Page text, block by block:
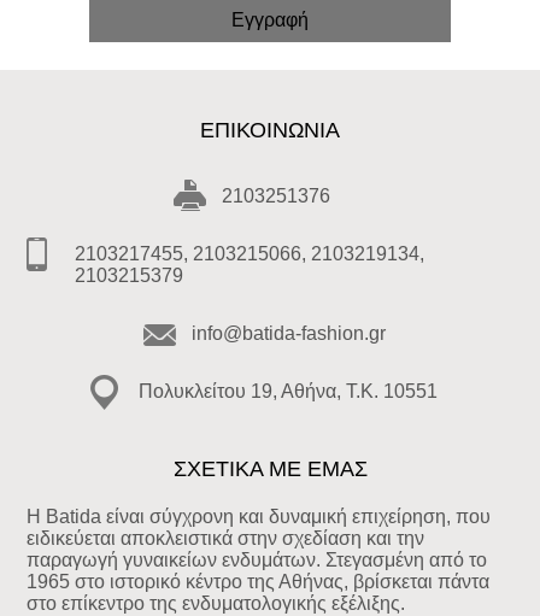
ΕΠΙΚΟΙΝΩΝΊΑ
2103251376
2103217455, 2103215066, 2103219134,
2103215379
info@batida-fashion.gr
Πολυκλείτου 19, Αθήνα, T.K. 10551
ΣΧΕΤΙΚΑ ΜΕ ΕΜΑΣ
Η Batida είναι σύγχρονη και δυναμική επιχείρηση, που
ειδικεύεται αποκλειστικά στην σχεδίαση και την
παραγωγή γυναικείων ενδυμάτων. Στεγασμένη από το
1965 στο ιστορικό κέντρο της Αθήνας, βρίσκεται πάντα
στο επίκεντρο της ενδυματολογικής εξέλιξης.